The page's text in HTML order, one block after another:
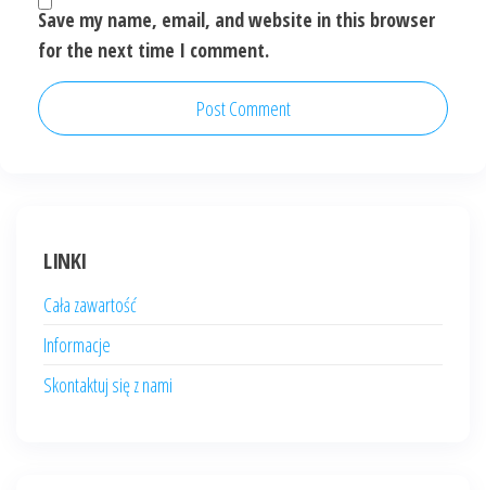
Save my name, email, and website in this browser
for the next time I comment.
LINKI
Cała zawartość
Informacje
Skontaktuj się z nami